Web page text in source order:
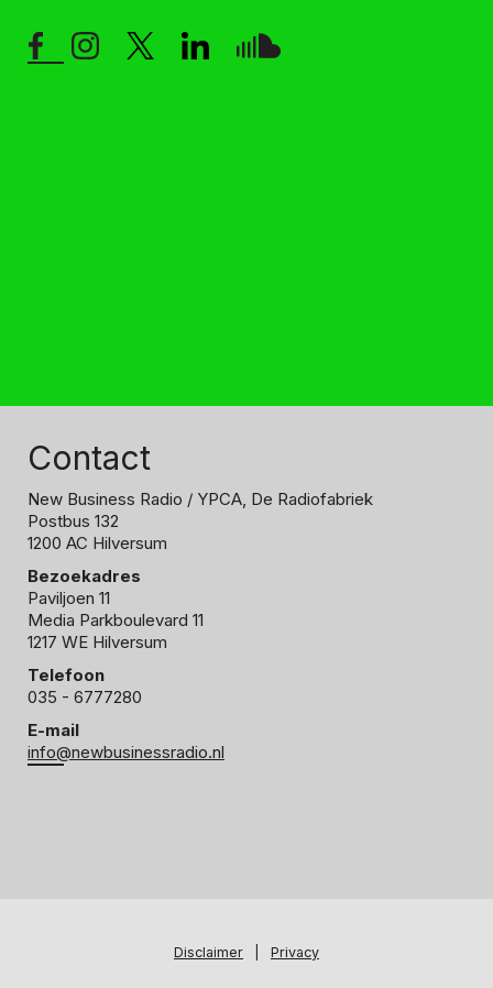
Contact
New Business Radio / YPCA, De Radiofabriek
Postbus 132
1200 AC Hilversum
Bezoekadres
Paviljoen 11
Media Parkboulevard 11
1217 WE Hilversum
Telefoon
035 - 6777280
E-mail
info@newbusinessradio.nl
Disclaimer Privacy